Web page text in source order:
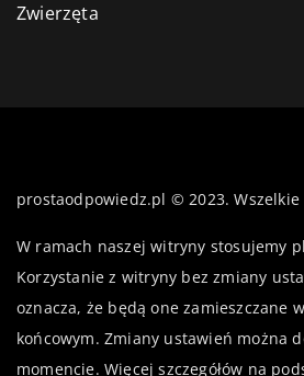
Zwierzęta
prostaodpowiedz.pl © 2023.
W ramach naszej witryny stosujemy
Korzystanie z witryny bez zmiany
oznacza, że będą one zamieszczane
końcowym. Zmiany ustawień można
momencie. Więcej szczegółów na